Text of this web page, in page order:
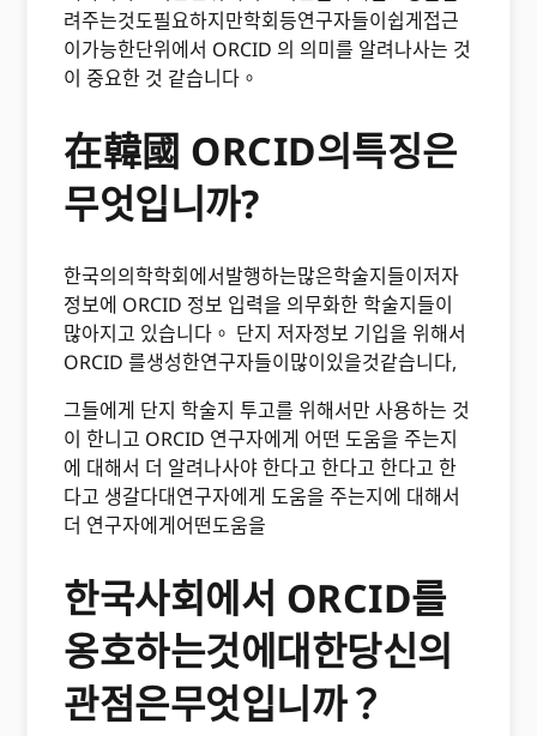
려주는것도필요하지만학회등연구자들이쉽게접근
이가능한단위에서 ORCID 의 의미를 알려나사는 것
이 중요한 것 같습니다。
在韓國 ORCID의특징은
무엇입니까?
한국의의학학회에서발행하는많은학술지들이저자
정보에 ORCID 정보 입력을 의무화한 학술지들이
많아지고 있습니다。 단지 저자정보 기입을 위해서
ORCID 를생성한연구자들이많이있을것같습니다,
그들에게 단지 학술지 투고를 위해서만 사용하는 것
이 한니고 ORCID 연구자에게 어떤 도움을 주는지
에 대해서 더 알려나사야 한다고 한다고 한다고 한
다고 생갈다대연구자에게 도움을 주는지에 대해서
더 연구자에게어떤도움을
한국사회에서 ORCID를
옹호하는것에대한당신의
관점은무엇입니까？